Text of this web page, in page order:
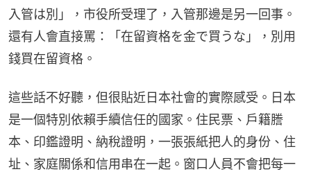
入管は別」，市役所受理了，入管那邊是另一回事。
還有人會直接罵：「在留資格を金で買うな」，別用
錢買在留資格。
這些話不好聽，但很貼近日本社會的實際感受。日本
是一個特別依賴手續信任的國家。住民票、戶籍謄
本、印鑑證明、納稅證明，一張張紙把人的身份、住
址、家庭關係和信用串在一起。窗口人員不會把每一